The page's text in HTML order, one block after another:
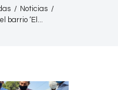
Noticias
barrio ‘El...